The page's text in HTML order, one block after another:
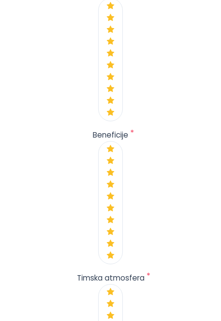
Beneficije *
Timska atmosfera *